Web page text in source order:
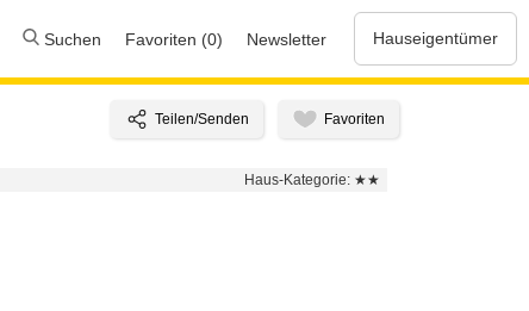
Suchen Favoriten (0) Newsletter Hauseigentümer
Haus-Kategorie: ★★